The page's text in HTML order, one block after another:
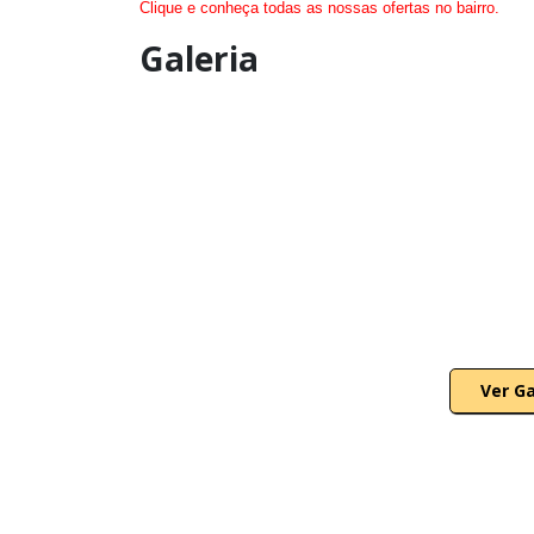
Clique e conheça todas as nossas ofertas no bairro.
Galeria
Ver